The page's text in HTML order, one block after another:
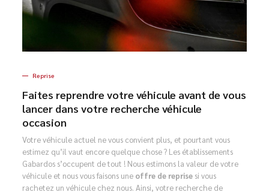
Reprise
Faites reprendre votre véhicule avant de vous
lancer dans votre recherche véhicule
occasion
Votre véhicule actuel ne vous convient plus, et pourtant vous
estimez qu’il vaut encore quelque chose ? Les établissements
Gabardos s’occupent de tout ! Nous estimons la valeur de votre
véhicule et nous vous faisons une offre de reprise si vous
rachetez un véhicule chez nous. Ainsi, votre recherche de